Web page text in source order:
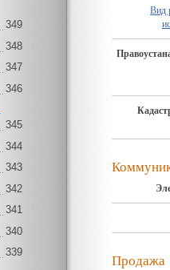
349
348
347
346
345
344
343
342
341
340
339
Вид
Продажа